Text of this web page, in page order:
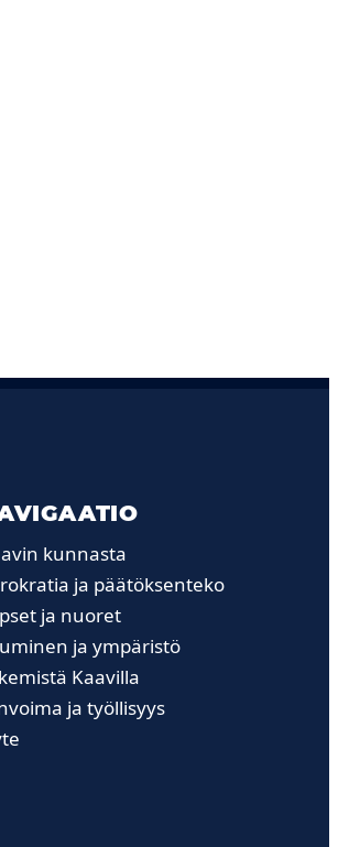
kunnasta
ja päätöksenteko
ja nuoret
ja ympäristö
Kaavilla
ja työllisyys